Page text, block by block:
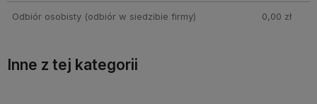
Odbiór osobisty(odbiór w siedzibie firmy) 0,00 zł
Inne z tej kategorii